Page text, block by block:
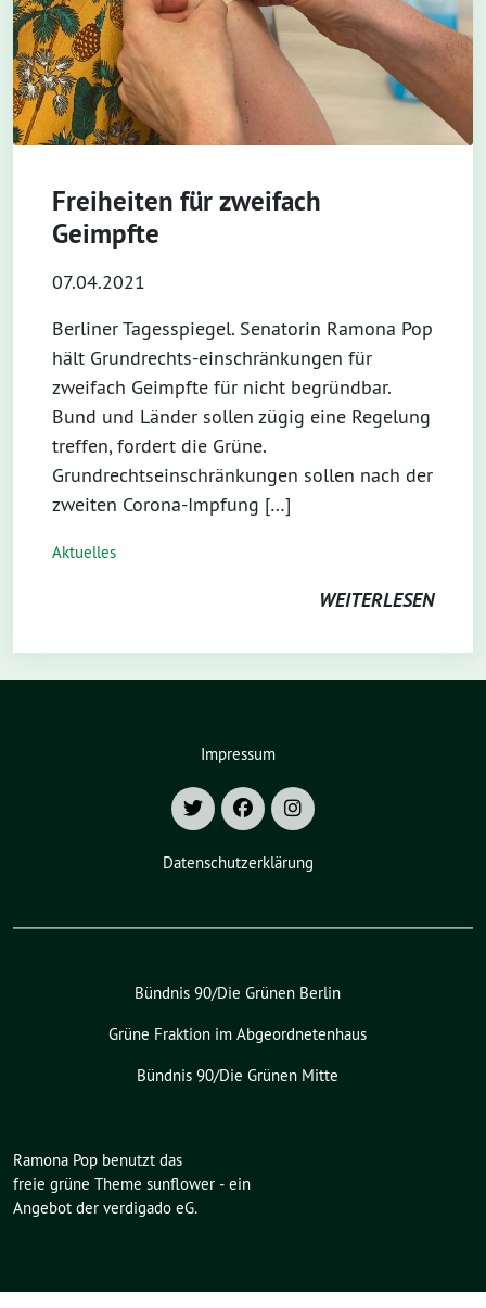
Freiheiten für zweifach
Geimpfte
07.04.2021
Berliner Tagesspiegel. Senatorin Ramona Pop
hält Grundrechts-einschränkungen für
zweifach Geimpfte für nicht begründbar.
Bund und Länder sollen zügig eine Regelung
treffen, fordert die Grüne.
Grundrechtseinschränkungen sollen nach der
zweiten Corona-Impfung […]
Aktuelles
WEITERLESEN
Impressum
Datenschutzerklärung
Bündnis 90/Die Grünen Berlin
Grüne Fraktion im Abgeordnetenhaus
Bündnis 90/Die Grünen Mitte
Ramona Pop benutzt das
freie grüne Theme sunflower ‐ ein
Angebot der verdigado eG.